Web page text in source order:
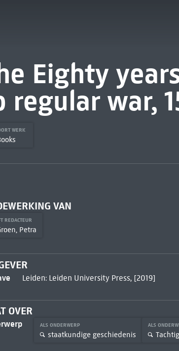
Eighty
regular war,
WERK
VAN
REDACTEUR
Petra
Leiden: Leiden University Press, [2019]
OVER
ALS ONDERWERP
staatkundige geschiedenis
ALS